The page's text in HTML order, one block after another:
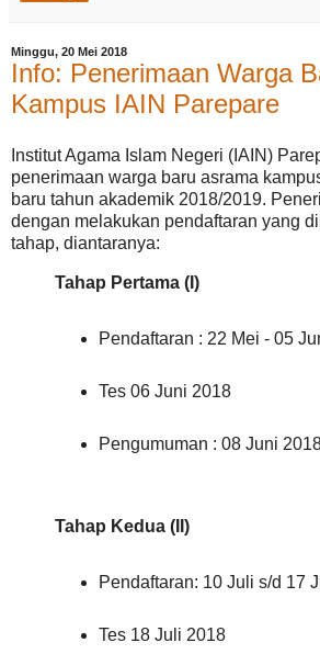
Minggu, 20 Mei 2018
Info: Penerimaan Warga
Kampus IAIN Parepare
Institut Agama Islam Negeri (IAIN)
penerimaan warga baru asrama
baru tahun akademik 2018/2019.
dengan melakukan pendaftaran yang
tahap, diantaranya:
Tahap Pertama (I)
Pendaftaran : 22 Mei - 05
Tes 06 Juni 2018
Pengumuman : 08 Juni
Tahap Kedua (II)
Pendaftaran: 10 Juli s/d 17
Tes 18 Juli 2018